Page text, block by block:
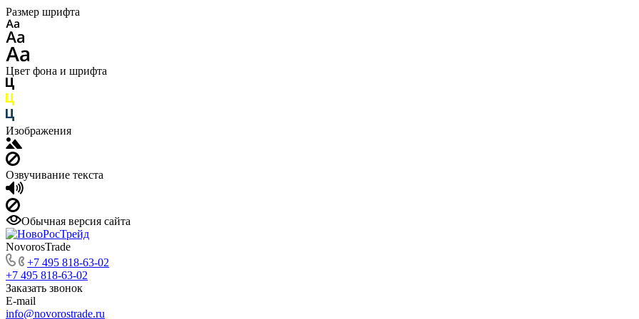
Размер шрифта
Цвет фона и шрифта
Изображения
Озвучивание текста
Обычная версия сайта
NovorosTrade
+7 495 818-63-02
+7 495 818-63-02
Заказать звонок
E-mail
info@novorostrade.ru